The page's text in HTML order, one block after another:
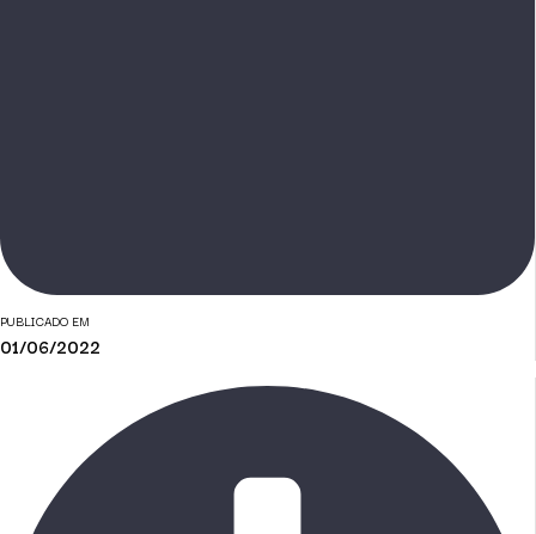
PUBLICADO EM
01/06/2022